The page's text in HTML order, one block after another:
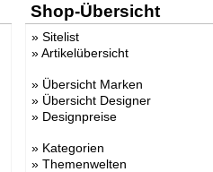
Shop-Übersicht
» Sitelist
»Artikelübersicht
» Übersicht Marken
» Übersicht Designer
» Designpreise
» Kategorien
» Themenwelten